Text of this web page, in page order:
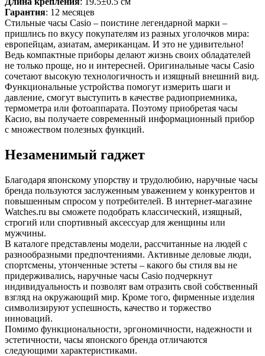
Гарантия: 12 месяцев
Стильные часы Casio – поистине легендарной марки –
пришлись по вкусу покупателям из разных уголочков мира:
европейцам, азиатам, американцам. И это не удивительно!
Ведь компактные приборы делают жизнь своих обладателей
не только проще, но и интересней. Оригинальные часы Casio
сочетают высокую технологичность и изящный внешний вид.
Функциональные устройства помогут измерить шаги и
давление, смогут выступить в качестве радиоприемника,
термометра или фотоаппарата. Поэтому приобретая часы
Касио, вы получаете современный информационный прибор
с множеством полезных функций.
Незаменимый гаджет
Благодаря японскому упорству и трудолюбию, наручные часы
бренда пользуются заслуженным уважением у конкурентов и
повышенным спросом у потребителей. В интернет-магазине
Watches.ru вы сможете подобрать классический, изящный,
строгий или спортивный аксессуар для женщины или
мужчины.
В каталоге представлены модели, рассчитанные на людей с
разнообразными предпочтениями. Активные деловые люди,
спортсмены, утонченные эстеты – какого бы стиля вы не
придерживались, наручные часы Casio подчеркнут
индивидуальность и позволят вам отразить свой собственный
взгляд на окружающий мир. Кроме того, фирменные изделия
символизируют успешность, качество и торжество
инноваций.
Помимо функциональности, эргономичности, надежности и
эстетичности, часы японского бренда отличаются
следующими характеристиками.